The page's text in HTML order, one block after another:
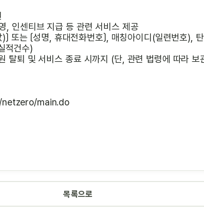
, 인센티브 지급 등 관련 서비스 제공
또는 〔성명, 휴대전화번호〕, 매칭아이디(일련번호),
적건수)
탈퇴 및 서비스 종료 시까지 (단, 관련 법령에 따라 보
main.do
목록으로